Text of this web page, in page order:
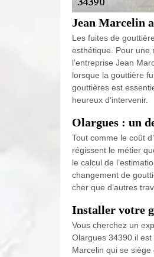
Jean Marcelin
Les fuites de
esthétique. Pour une
l’entreprise Jean
lorsque la gouttière
gouttières est
heureux d’intervenir.
Olargues : un
Tout comme le coût
régissent le métier
le calcul de
changement de
cher que d’autres
Installer votre
Vous cherchez un
Olargues 34390.il
Marcelin qui se